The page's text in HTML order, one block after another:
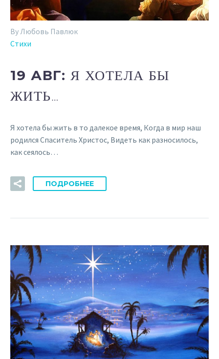
By Любовь Павлюк
Стихи
19 АВГ:Я ХОТЕЛА БЫ
ЖИТЬ…
Я хотела бы жить в то далекое время, Когда в мир наш
родился Спаситель Христос, Видеть как разносилось,
как сеялось…
ПОДРОБНЕЕ